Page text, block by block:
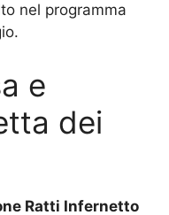
nel programma
e
dei
Ratti Infernetto